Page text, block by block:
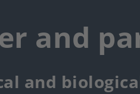
and
and